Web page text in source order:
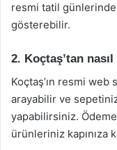
resmi tatil
gösterebilir.
2. Koçtaş’tan
Koçtaş’ın resmi
arayabilir ve
yapabilirsiniz.
ürünleriniz kapınıza